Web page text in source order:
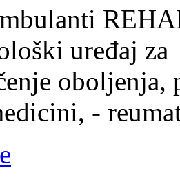
uređaj
oboljenja,
-